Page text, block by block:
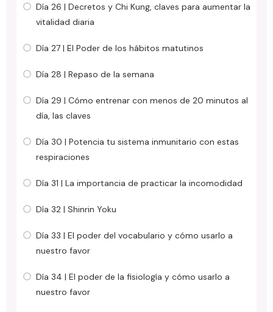
Día 26 | Decretos y Chi Kung, claves para aumentar la
vitalidad diaria
Día 27 | El Poder de los hábitos matutinos
Día 28 | Repaso de la semana
Día 29 | Cómo entrenar con menos de 20 minutos al
día, las claves
Día 30 | Potencia tu sistema inmunitario con estas
respiraciones
Día 31 | La importancia de practicar la incomodidad
Día 32 | Shinrin Yoku
Día 33 | El poder del vocabulario y cómo usarlo a
nuestro favor
Día 34 | El poder de la fisiología y cómo usarlo a
nuestro favor